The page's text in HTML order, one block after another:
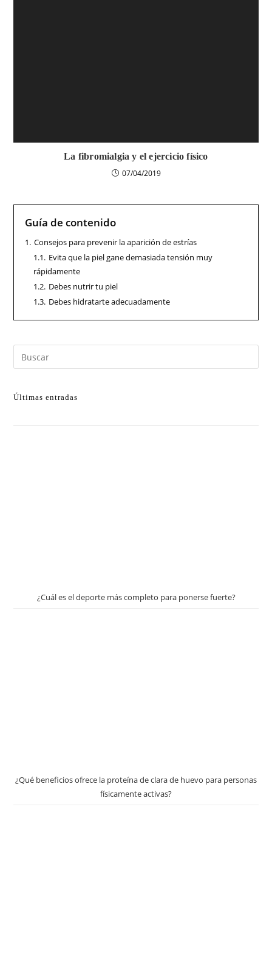
La fibromialgia y el ejercicio físico
07/04/2019
Guía de contenido
1. Consejos para prevenir la aparición de estrías
1.1. Evita que la piel gane demasiada tensión muy
rápidamente
1.2. Debes nutrir tu piel
1.3. Debes hidratarte adecuadamente
Últimas entradas
¿Cuál es el deporte más completo para ponerse fuerte?
¿Qué beneficios ofrece la proteína de clara de huevo para personas
físicamente activas?